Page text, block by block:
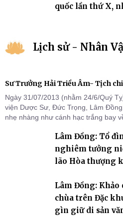
quốc lần thứ X,
Lịch sử - Nhân
Sư Trưởng Hải Triều Âm- Tịch
Ngày 31/07/2013 (nhằm 24/6/Quý
viện Dược Sư, Đức Trọng, Lâm
nhẹ nhàng như cánh hạc trắng bay
Lâm Đồng: Tổ
nghiêm tưởng
lão Hòa thượng
Lâm Đồng: Khảo
chùa trên Đặc
gìn giữ di sản